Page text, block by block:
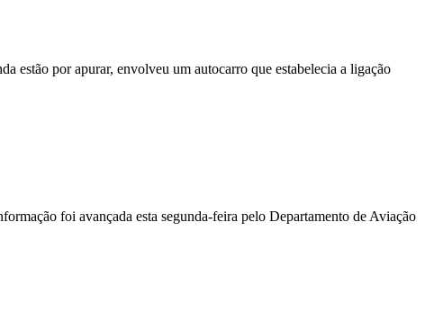
estão por apurar, envolveu um autocarro que estabelecia a ligação
foi avançada esta segunda-feira pelo Departamento de Aviação